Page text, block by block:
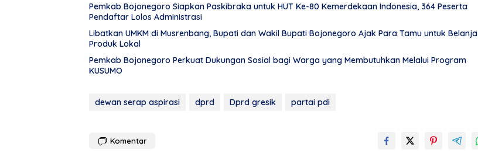
Pemkab Bojonegoro Siapkan Paskibraka untuk HUT Ke-80 Kemerdekaan Indonesia, 364 Peserta
Pendaftar Lolos Administrasi
Libatkan UMKM di Musrenbang, Bupati dan Wakil Bupati Bojonegoro Ajak Para Tamu untuk Belanja
Produk Lokal
Pemkab Bojonegoro Perkuat Dukungan Sosial bagi Warga yang Membutuhkan Melalui Program
KUSUMO
dewan serap aspirasi dprd Dprd gresik partai pdi
Komentar